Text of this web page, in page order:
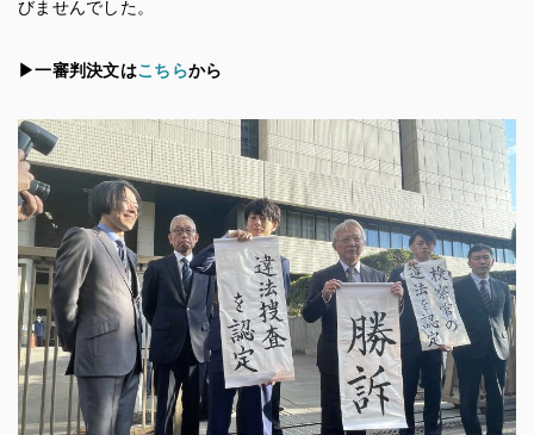
びませんでした。
▶︎一審判決文はこちらから